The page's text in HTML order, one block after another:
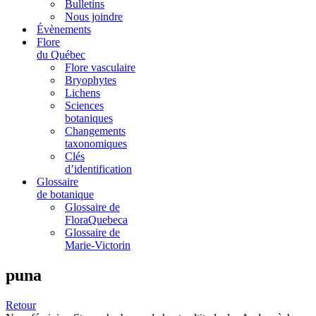
Bulletins
Nous joindre
Évènements
Flore
du Québec
Flore vasculaire
Bryophytes
Lichens
Sciences
botaniques
Changements
taxonomiques
Clés
d’identification
Glossaire
de botanique
Glossaire de
FloraQuebeca
Glossaire de
Marie-Victorin
puna
Retour